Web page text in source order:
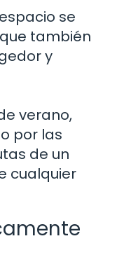
se
también
y
verano,
por las
de un
cualquier